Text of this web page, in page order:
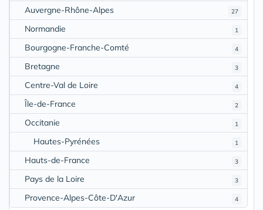
27
Auvergne-Rhône-Alpes
1
Normandie
4
Bourgogne-Franche-Comté
3
Bretagne
4
Centre-Val de Loire
2
Île-de-France
1
Occitanie
1
Hautes-Pyrénées
3
Hauts-de-France
3
Pays de la Loire
4
Provence-Alpes-Côte-D'Azur